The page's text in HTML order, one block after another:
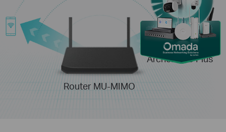
Router MU-MIMO
Archer T5U Plus